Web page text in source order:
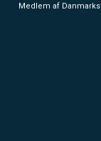
Medlem af